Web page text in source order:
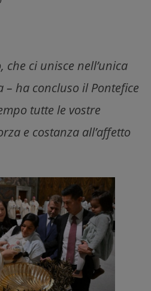
che ci unisce nell’unica
– ha concluso il Pontefice
tutte le vostre
e costanza all’affetto